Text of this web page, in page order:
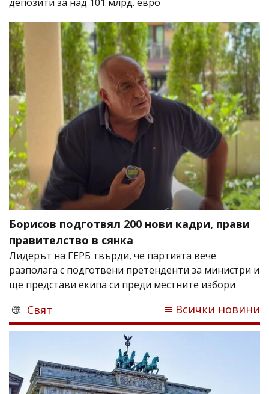
Борисов подготвял 200 нови кадри, прави
правителство в сянка
Лидерът на ГЕРБ твърди, че партията вече
разполага с подготвени претенденти за министри и
ще представи екипа си преди местните избори
Свят Всички новини